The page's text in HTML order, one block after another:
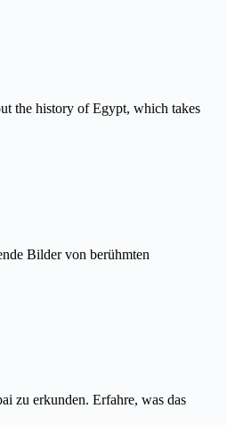
the history of Egypt, which takes
Bilder von berühmten
zu erkunden. Erfahre, was das